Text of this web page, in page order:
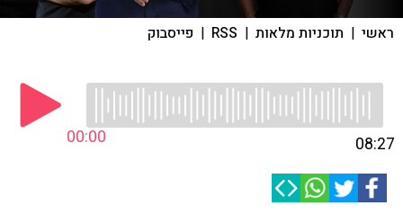
ראשי | תוכניות מלאות |
RSS
| פייסבוק
00:00 08:27